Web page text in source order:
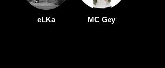
eLKa MC Gey